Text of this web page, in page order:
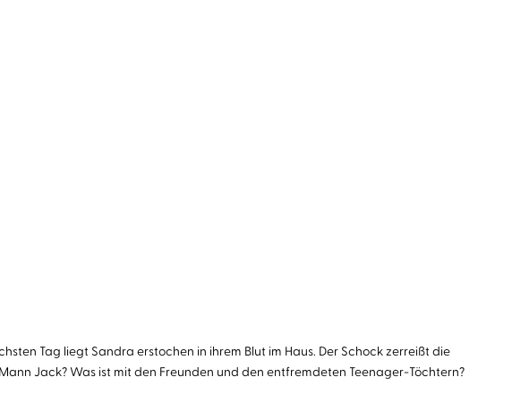
Tag liegt ​Sandra erstochen in ihrem Blut im Haus. ​Der Schock zerreißt die
Jack? ​​Was ist mit den Freunden und den entfremdeten Teenager-Töchtern?